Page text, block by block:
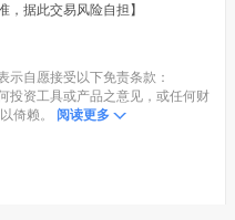
，据此交易风险自担】
示自愿接受以下免责条款：
投资工具或产品之意见，或任何财
倚赖。
阅读更多